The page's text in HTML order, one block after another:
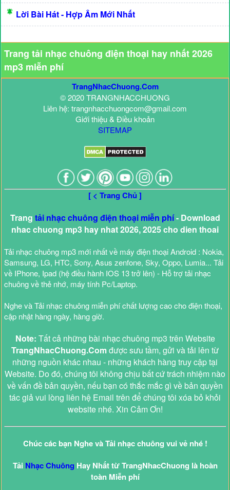
Lời Bài Hát - Hợp Âm Mới Nhất
Trang tải nhạc chuông điện thoại hay nhất 2026
mp3 miễn phí
TrangNhacChuong.Com
© 2020 TRANGNHACCHUONG
Liên hệ: trangnhacchuongcom@gmail.com
Giới thiệu & Điều khoản
SITEMAP
[ < Trang Chủ ]
Trang tải nhạc chuông điện thoại miễn phí- Download
nhac chuong mp3 hay nhat 2026, 2025 cho dien thoai
Tải nhạc chuông mp3 mới nhất về máy điện thoại Android : Nokia,
Samsung, LG, HTC, Sony, Asus zenfone, Sky, Oppo, Lumia... Tải
về IPhone, Ipad (hệ điều hành IOS 13 trở lên) - Hỗ trợ tải nhạc
chuông về thẻ nhớ, máy tính Pc/Laptop.
Nghe và Tải nhạc chuông miễn phí chất lượng cao cho điện thoại,
cập nhật hàng ngày, hàng giờ.
Note: Tất cả những bài nhạc chuông mp3 trên Website
TrangNhacChuong.Comđược sưu tầm, gửi và tải lên từ
những nguồn khác nhau - những khách hàng truy cập tại
Website. Do đó, chúng tôi không chịu bất cứ trách nhiệm nào
về vấn đề bản quyền, nếu bạn có thắc mắc gì về bản quyền
tác giả vui lòng liên hệ Email trên để chúng tôi xóa bỏ khỏi
website nhé. Xin Cảm Ơn!
Chúc các bạn Nghe và Tải nhạc chuông vui vẻ nhé !
Tải Nhạc Chuông Hay Nhất từ TrangNhacChuong là hoàn
toàn Miễn phí